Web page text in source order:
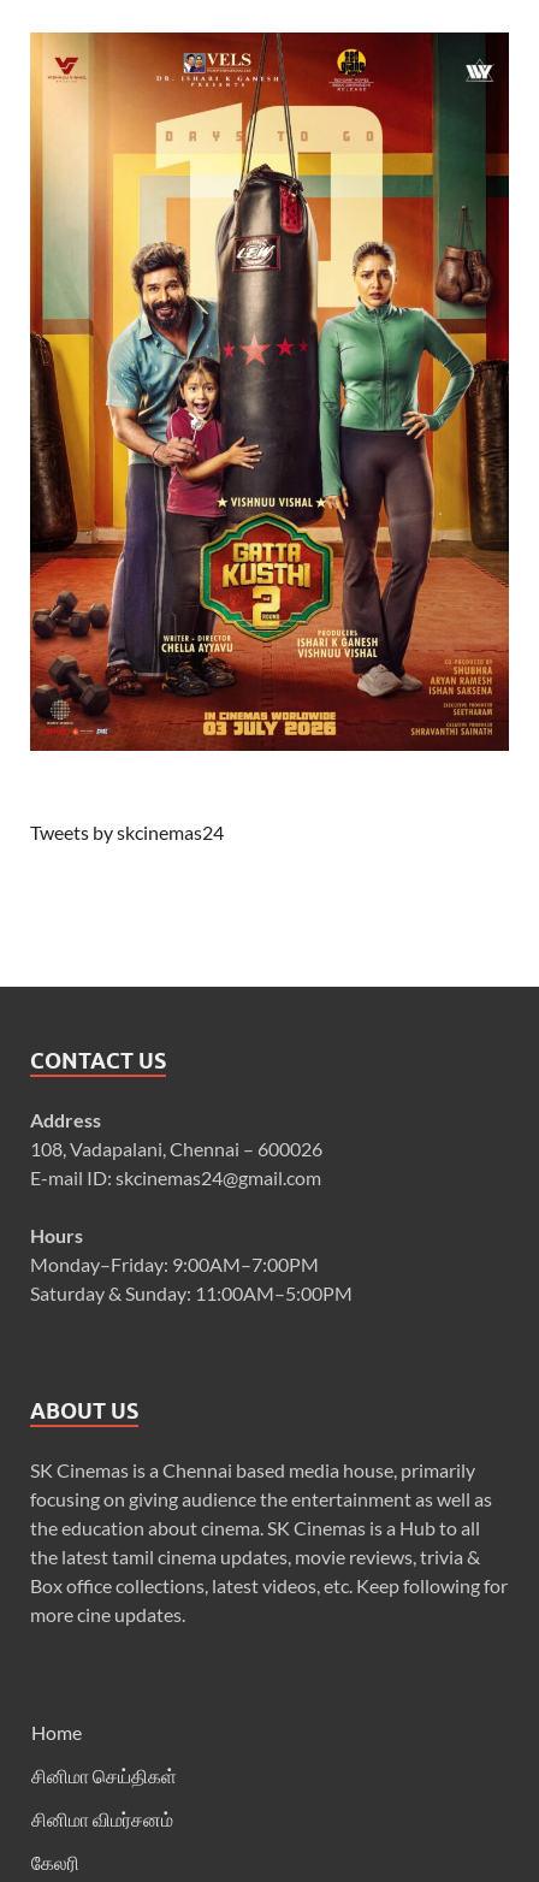
Tweets by skcinemas24
CONTACT US
Address
108, Vadapalani, Chennai – 600026
E-mail ID: skcinemas24@gmail.com
Hours
Monday–Friday: 9:00AM–7:00PM
Saturday & Sunday: 11:00AM–5:00PM
ABOUT US
SK Cinemas is a Chennai based media house, primarily
focusing on giving audience the entertainment as well as
the education about cinema. SK Cinemas is a Hub to all
the latest tamil cinema updates, movie reviews, trivia &
Box office collections, latest videos, etc. Keep following for
more cine updates.
Home
சினிமா செய்திகள்
சினிமா விமர்சனம்
கேலரி